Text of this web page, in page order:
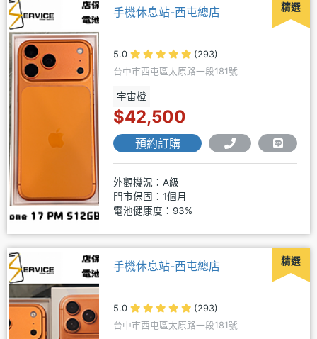
精選
手機休息站-西屯總店
5.0
(293)
台中市西屯區太原路一段181號
宇宙橙
$42,500
預約訂購
外觀機況：A級
門市保固：1個月
電池健康度：93%
精選
手機休息站-西屯總店
5.0
(293)
台中市西屯區太原路一段181號